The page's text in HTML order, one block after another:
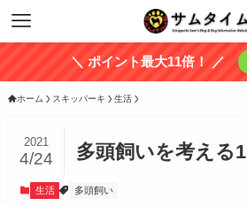
＼ ポイント最大11倍！ ／
ホーム スキッパーキ 生活
多頭飼いを考える1
2021
4/24
生活 多頭飼い